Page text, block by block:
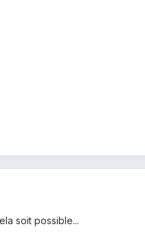
soit possible...